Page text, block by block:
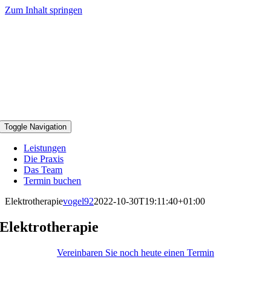
Zum Inhalt springen
Toggle Navigation
Leistungen
Die Praxis
Das Team
Termin buchen
Elektrotherapievogel922022-10-30T19:11:40+01:00
Elektrotherapie
Vereinbaren Sie noch heute einen Termin